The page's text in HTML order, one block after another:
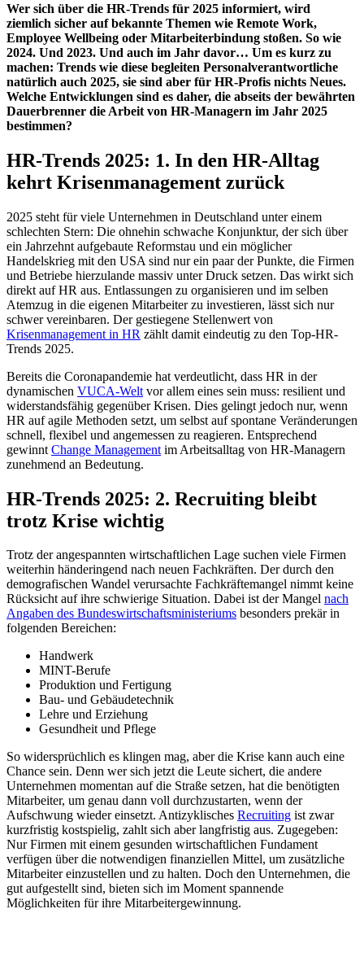
Wer sich über die HR-Trends für 2025 informiert, wird
ziemlich sicher auf bekannte Themen wie Remote Work,
Employee Wellbeing oder Mitarbeiterbindung stoßen. So wie
2024. Und 2023. Und auch im Jahr davor… Um es kurz zu
machen: Trends wie diese begleiten Personalverantwortliche
natürlich auch 2025, sie sind aber für HR-Profis nichts Neues.
Welche Entwicklungen sind es daher, die abseits der bewährten
Dauerbrenner die Arbeit von HR-Managern im Jahr 2025
bestimmen?
HR-Trends 2025: 1. In den HR-Alltag
kehrt Krisenmanagement zurück
2025 steht für viele Unternehmen in Deutschland unter einem
schlechten Stern: Die ohnehin schwache Konjunktur, der sich über
ein Jahrzehnt aufgebaute Reformstau und ein möglicher
Handelskrieg mit den USA sind nur ein paar der Punkte, die Firmen
und Betriebe hierzulande massiv unter Druck setzen. Das wirkt sich
direkt auf HR aus. Entlassungen zu organisieren und im selben
Atemzug in die eigenen Mitarbeiter zu investieren, lässt sich nur
schwer vereinbaren. Der gestiegene Stellenwert von
Krisenmanagement in HR zählt damit eindeutig zu den Top-HR-
Trends 2025.
Bereits die Coronapandemie hat verdeutlicht, dass HR in der
dynamischen VUCA-Welt vor allem eines sein muss: resilient und
widerstandsfähig gegenüber Krisen. Dies gelingt jedoch nur, wenn
HR auf agile Methoden setzt, um selbst auf spontane Veränderungen
schnell, flexibel und angemessen zu reagieren. Entsprechend
gewinnt Change Management im Arbeitsalltag von HR-Managern
zunehmend an Bedeutung.
HR-Trends 2025: 2. Recruiting bleibt
trotz Krise wichtig
Trotz der angespannten wirtschaftlichen Lage suchen viele Firmen
weiterhin händeringend nach neuen Fachkräften. Der durch den
demografischen Wandel verursachte Fachkräftemangel nimmt keine
Rücksicht auf ihre schwierige Situation. Dabei ist der Mangel nach
Angaben des Bundeswirtschaftsministeriums besonders prekär in
folgenden Bereichen:
Handwerk
MINT-Berufe
Produktion und Fertigung
Bau- und Gebäudetechnik
Lehre und Erziehung
Gesundheit und Pflege
So widersprüchlich es klingen mag, aber die Krise kann auch eine
Chance sein. Denn wer sich jetzt die Leute sichert, die andere
Unternehmen momentan auf die Straße setzen, hat die benötigten
Mitarbeiter, um genau dann voll durchzustarten, wenn der
Aufschwung wieder einsetzt. Antizyklisches Recruiting ist zwar
kurzfristig kostspielig, zahlt sich aber langfristig aus. Zugegeben:
Nur Firmen mit einem gesunden wirtschaftlichen Fundament
verfügen über die notwendigen finanziellen Mittel, um zusätzliche
Mitarbeiter einzustellen und zu halten. Doch den Unternehmen, die
gut aufgestellt sind, bieten sich im Moment spannende
Möglichkeiten für ihre Mitarbeitergewinnung.